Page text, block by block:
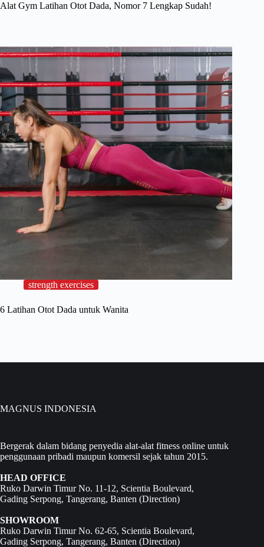
Alat Gym Latihan Otot Dada, Nomor 7 Lengkap Sudah!
strength exercises
6 Latihan Otot Dada untuk Wanita
MAGNUS INDONESIA
Bergerak dalam bidang penyedia alat-alat fitness online untuk
penggunaan pribadi maupun komersil sejak tahun 2015.
HEAD OFFICE
Ruko Darwin Timur No. 11-12, Scientia Boulevard,
Gading Serpong, Tangerang, Banten (Direction)
SHOWROOM
Ruko Darwin Timur No. 62-65, Scientia Boulevard,
Gading Serpong, Tangerang, Banten (Direction)